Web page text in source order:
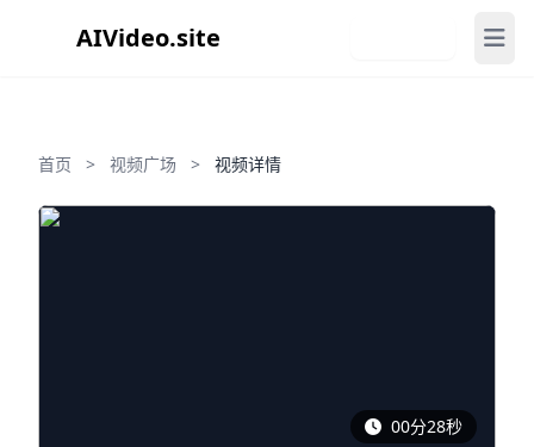
AIVideo.site
首页 > 视频广场 > 视频详情
00分28秒